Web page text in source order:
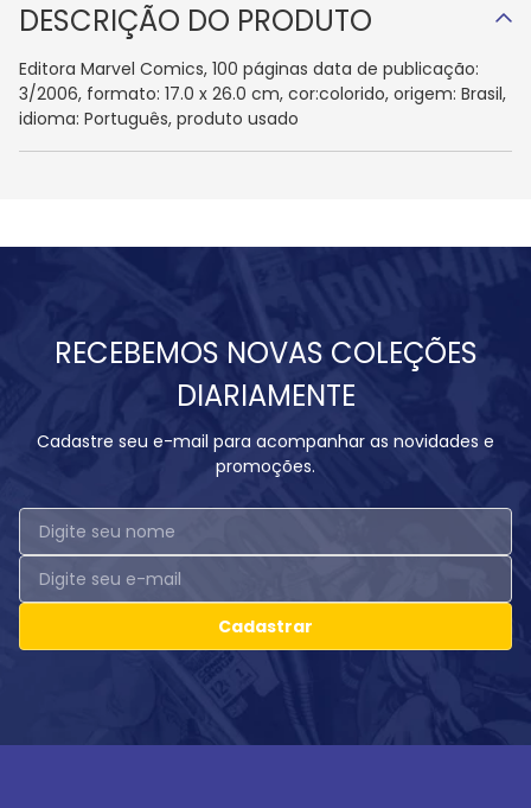
DESCRIÇÃO DO PRODUTO
Editora Marvel Comics, 100 páginas data de publicação:
3/2006, formato: 17.0 x 26.0 cm, cor:colorido, origem: Brasil,
idioma: Português, produto usado
RECEBEMOS NOVAS COLEÇÕES
DIARIAMENTE
Cadastre seu e-mail para acompanhar as novidades e
promoções.
Cadastrar